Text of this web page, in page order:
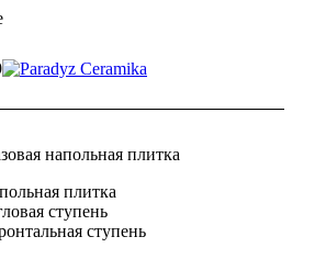
напольная плитка
плитка
ступень
ступень